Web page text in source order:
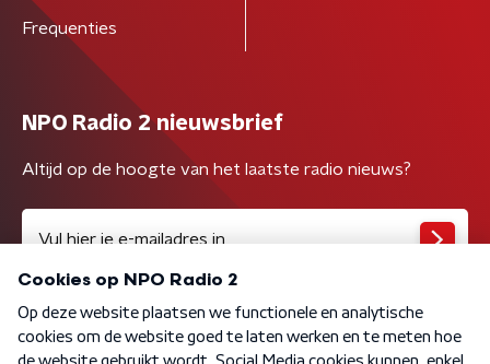
Frequenties
NPO Radio 2 nieuwsbrief
Altijd op de hoogte van het laatste radio nieuws?